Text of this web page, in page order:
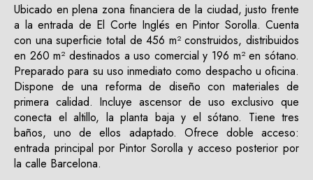
Ubicado en plena zona financiera de la ciudad, justo frente
a la entrada de El Corte Inglés en Pintor Sorolla. Cuenta
con una superficie total de 456 m² construidos, distribuidos
en 260 m² destinados a uso comercial y 196 m² en sótano.
Preparado para su uso inmediato como despacho u oficina.
Dispone de una reforma de diseño con materiales de
primera calidad. Incluye ascensor de uso exclusivo que
conecta el altillo, la planta baja y el sótano. Tiene tres
baños, uno de ellos adaptado. Ofrece doble acceso:
entrada principal por Pintor Sorolla y acceso posterior por
la calle Barcelona.